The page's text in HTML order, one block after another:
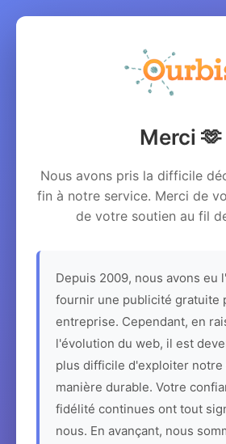
Merci 🫶
Nous avons pris la difficile
fin à notre service. Merci de
de votre soutien au fil
Depuis 2009, nous avons eu
fournir une publicité gratuite
entreprise. Cependant, en
l'évolution du web, il est
plus difficile d'exploiter notre
manière durable. Votre
fidélité continues ont tout
nous. En avançant, nous